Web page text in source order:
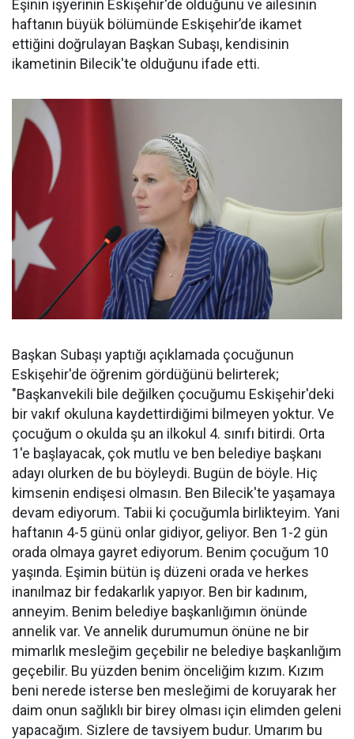
Eşinin işyerinin Eskişehir'de olduğunu ve ailesinin
haftanın büyük bölümünde Eskişehir’de ikamet
ettiğini doğrulayan Başkan Subaşı, kendisinin
ikametinin Bilecik'te olduğunu ifade etti.
Başkan Subaşı yaptığı açıklamada çocuğunun
Eskişehir'de öğrenim gördüğünü belirterek;
"Başkanvekili bile değilken çocuğumu Eskişehir'deki
bir vakıf okuluna kaydettirdiğimi bilmeyen yoktur. Ve
çocuğum o okulda şu an ilkokul 4. sınıfı bitirdi. Orta
1'e başlayacak, çok mutlu ve ben belediye başkanı
adayı olurken de bu böyleydi. Bugün de böyle. Hiç
kimsenin endişesi olmasın. Ben Bilecik'te yaşamaya
devam ediyorum. Tabii ki çocuğumla birlikteyim. Yani
haftanın 4-5 günü onlar gidiyor, geliyor. Ben 1-2 gün
orada olmaya gayret ediyorum. Benim çocuğum 10
yaşında. Eşimin bütün iş düzeni orada ve herkes
inanılmaz bir fedakarlık yapıyor. Ben bir kadınım,
anneyim. Benim belediye başkanlığımın önünde
annelik var. Ve annelik durumumun önüne ne bir
mimarlık mesleğim geçebilir ne belediye başkanlığım
geçebilir. Bu yüzden benim önceliğim kızım. Kızım
beni nerede isterse ben mesleğimi de koruyarak her
daim onun sağlıklı bir birey olması için elimden geleni
yapacağım. Sizlere de tavsiyem budur. Umarım bu